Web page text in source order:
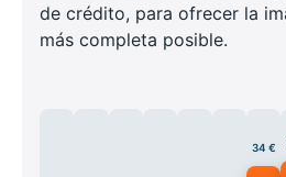
de crédito, para ofrecer la
más completa posible.
34 €